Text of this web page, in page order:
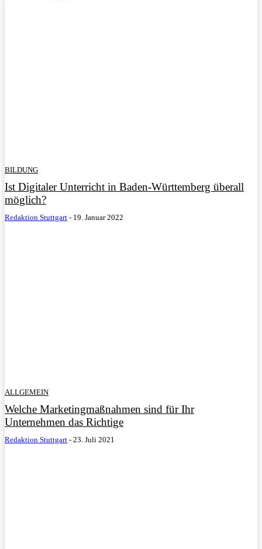
BILDUNG
Ist Digitaler Unterricht in Baden-Württemberg überall
möglich?
Redaktion Stuttgart - 19. Januar 2022
ALLGEMEIN
Welche Marketingmaßnahmen sind für Ihr
Unternehmen das Richtige
Redaktion Stuttgart - 23. Juli 2021